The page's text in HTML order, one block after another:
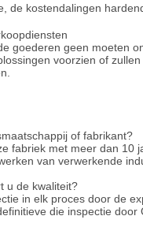
de kostendalingen
goederen geen moeten
voorzien of zullen
of fabrikant?
fabriek met meer dan 10
van verwerkende
u de kwaliteit?
in elk proces door de
die inspectie door